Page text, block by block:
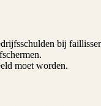
bij
moet worden.